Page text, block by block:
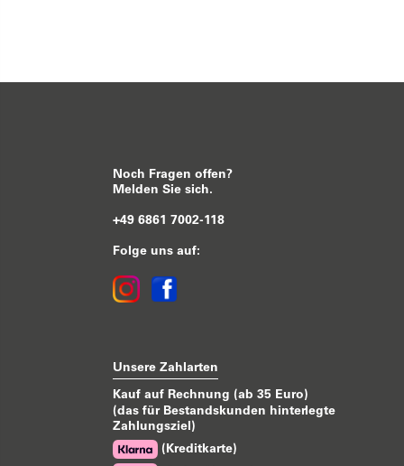
Noch Fragen offen?
Melden Sie sich.
+49 6861 7002-118
Folge uns auf:
Unsere Zahlarten
Kauf auf Rechnung (ab 35 Euro)
(das für Bestandskunden hinterlegte
Zahlungsziel)
(Kreditkarte)